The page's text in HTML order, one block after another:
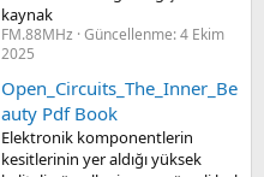
kaynak
FM.88MHz Güncellenme:4 Ekim
2025
Open_Circuits_The_Inner_Be
auty Pdf Book
Elektronik komponentlerin
kesitlerinin yer aldığı yüksek